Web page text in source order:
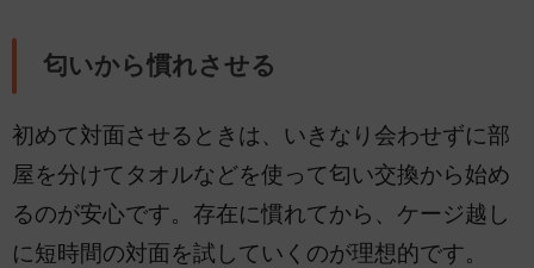
匂いから慣れさせる
初めて対面させるときは、いきなり会わせずに部
屋を分けてタオルなどを使って匂い交換から始め
るのが安心です。存在に慣れてから、ケージ越し
に短時間の対面を試していくのが理想的です。